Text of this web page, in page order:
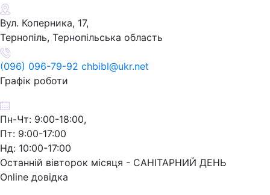
Вул. Коперника, 17,
Тернопіль, Тернопільська область
(096) 096-79-92 chbibl@ukr.net
Графік роботи
Пн-Чт: 9:00-18:00,
Пт: 9:00-17:00
Нд: 10:00-17:00
Останній вівторок місяця - САНІТАРНИЙ ДЕНЬ
Online довідка